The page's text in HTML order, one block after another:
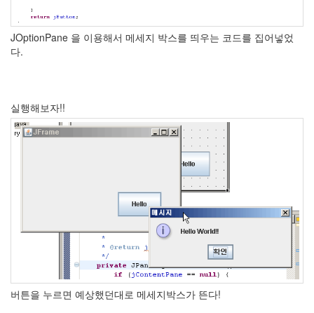
JOptionPane 을 이용해서 메세지 박스를 띄우는 코드를 집어넣었
다.
실행해보자!!
버튼을 누르면 예상했던대로 메세지박스가 뜬다!